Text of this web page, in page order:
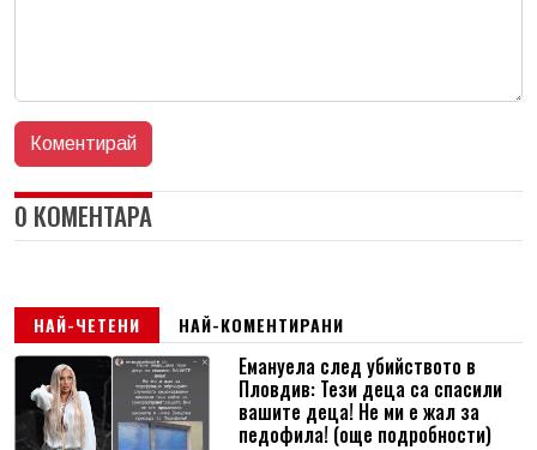
0 КОМЕНТАРА
НАЙ-ЧЕТЕНИ НАЙ-КОМЕНТИРАНИ
Емануела след убийството в
Пловдив: Тези деца са спасили
вашите деца! Не ми е жал за
педофила! (още подробности)